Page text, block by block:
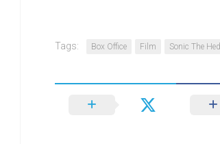
Tags: Box Office Film Sonic The